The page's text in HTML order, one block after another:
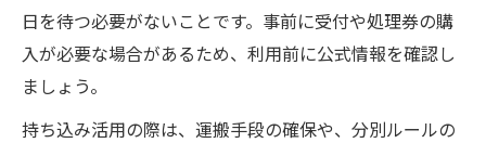
日を待つ必要がないことです。事前に受付や処理券の購
入が必要な場合があるため、利用前に公式情報を確認し
ましょう。
持ち込み活用の際は、運搬手段の確保や、分別ルールの